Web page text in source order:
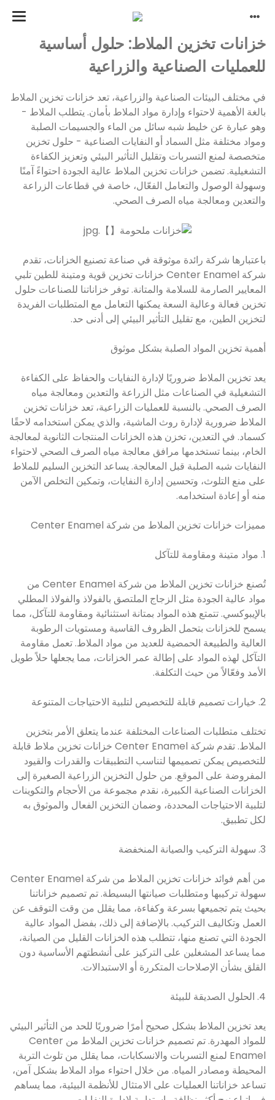
خزانات تخزين الملاط: حلول أساسية
للعمليات الصناعية والزراعية
في مختلف البيئات الصناعية والزراعية، تعد خزانات تخزين الملاط
بالغة الأهمية لاحتواء وإدارة مواد الملاط بأمان. يتطلب الملاط -
وهو عبارة عن خليط شبه سائل من الماء والجسيمات الصلبة
ومواد مختلفة مثل السماد أو النفايات الصناعية - حلول تخزين
متخصصة لمنع التسربات وتقليل التأثير البيئي وتعزيز الكفاءة
التشغيلية. تضمن خزانات تخزين الملاط عالية الجودة احتواءً آمنًا
وسهولة الوصول والتعامل الفعّال، خاصة في قطاعات الزراعة
والتعدين ومعالجة مياه الصرف الصحي.
باعتبارها شركة رائدة موثوقة في صناعة تصنيع الخزانات، تقدم
شركة Center Enamel خزانات تخزين قوية ومتينة للطين تلبي
المعايير الصارمة للسلامة والمتانة. توفر خزاناتنا للصناعات حلول
تخزين فعالة وعالية السعة يمكنها التعامل مع المتطلبات الفريدة
لتخزين الطين، مع تقليل التأثير البيئي إلى أدنى حد.
أهمية تخزين المواد الصلبة بشكل موثوق
يعد تخزين الملاط ضروريًا لإدارة النفايات والحفاظ على الكفاءة
التشغيلية في الصناعات مثل الزراعة والتعدين ومعالجة مياه
الصرف الصحي. بالنسبة للعمليات الزراعية، تعد خزانات تخزين
الملاط ضرورية لإدارة روث الماشية، والذي يمكن استخدامه لاحقًا
كسماد. في التعدين، تخزن هذه الخزانات المنتجات الثانوية لمعالجة
الخام، بينما تستخدمها مرافق معالجة مياه الصرف الصحي لاحتواء
النفايات شبه الصلبة قبل المعالجة. يساعد التخزين السليم للملاط
على منع التلوث، وتحسين إدارة النفايات، وتمكين التخلص الآمن
منه أو إعادة استخدامه.
مميزات خزانات تخزين الملاط من شركة Center Enamel
1. مواد متينة ومقاومة للتآكل
تُصنع خزانات تخزين الملاط من شركة Center Enamel من
مواد عالية الجودة مثل الزجاج الملتصق بالفولاذ والفولاذ المطلي
بالإيبوكسي. تتمتع هذه المواد بمتانة استثنائية ومقاومة للتآكل، مما
يسمح للخزانات بتحمل الظروف القاسية ومستويات الرطوبة
العالية والطبيعة الحمضية للعديد من مواد الملاط. تعمل مقاومة
التآكل لهذه المواد على إطالة عمر الخزانات، مما يجعلها حلاً طويل
الأمد وفعّالاً من حيث التكلفة.
2. خيارات تصميم قابلة للتخصيص لتلبية الاحتياجات المتنوعة
تختلف متطلبات الصناعات المختلفة عندما يتعلق الأمر بتخزين
الملاط. تقدم شركة Center Enamel خزانات تخزين ملاط ​​قابلة
للتخصيص يمكن تصميمها لتناسب التطبيقات والقدرات والقيود
المفروضة على الموقع. من حلول التخزين الزراعية الصغيرة إلى
الخزانات الصناعية الكبيرة، نقدم مجموعة من الأحجام والتكوينات
لتلبية الاحتياجات المحددة، وضمان التخزين الفعال والموثوق به
لكل تطبيق.
3. سهولة التركيب والصيانة المنخفضة
من أهم فوائد خزانات تخزين الملاط من شركة Center Enamel
سهولة تركيبها ومتطلبات صيانتها البسيطة. تم تصميم خزاناتنا
بحيث يتم تجميعها بسرعة وكفاءة، مما يقلل من وقت التوقف عن
العمل وتكاليف التركيب. بالإضافة إلى ذلك، بفضل المواد عالية
الجودة التي تصنع منها، تتطلب هذه الخزانات القليل من الصيانة،
مما يساعد المشغلين على التركيز على أنشطتهم الأساسية دون
القلق بشأن الإصلاحات المتكررة أو الاستبدالات.
4. الحلول الصديقة للبيئة
يعد تخزين الملاط بشكل صحيح أمرًا ضروريًا للحد من التأثير البيئي
للمواد المهدرة. تم تصميم خزانات تخزين الملاط من Center
Enamel لمنع التسربات والانسكابات، مما يقلل من تلوث التربة
المحيطة ومصادر المياه. من خلال احتواء مواد الملاط بشكل آمن،
تساعد خزاناتنا العمليات على الامتثال للأنظمة البيئية، مما يساهم